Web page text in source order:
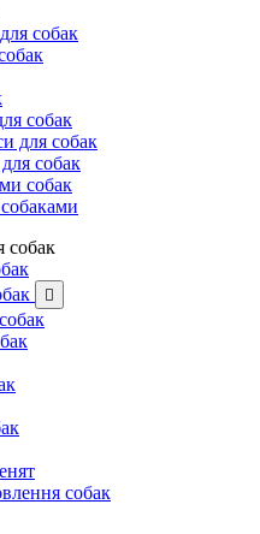
собак
собак
для собак
собак
собак
собак

собак